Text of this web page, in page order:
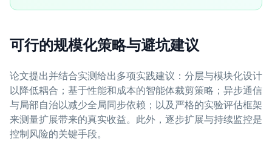
可行的规模化策略与避坑建议
论文提出并结合实测给出多项实践建议：分层与模块化设计
以降低耦合；基于性能和成本的智能体裁剪策略；异步通信
与局部自治以减少全局同步依赖；以及严格的实验评估框架
来测量扩展带来的真实收益。此外，逐步扩展与持续监控是
控制风险的关键手段。